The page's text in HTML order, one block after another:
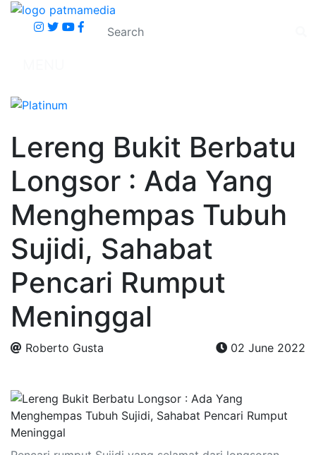
Lereng Bukit Berbatu
Longsor : Ada Yang
Menghempas Tubuh
Sujidi, Sahabat
Pencari Rumput
Meninggal
Roberto Gusta
02 June 2022